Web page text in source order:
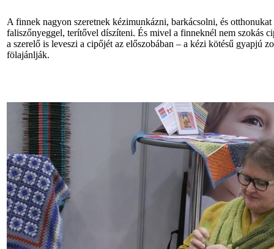
A finnek nagyon szeretnek kézimunkázni, barkácsolni, és otthonukat
faliszőnyeggel, terítővel díszíteni. És mivel a finneknél nem szokás
a szerelő is leveszi a cipőjét az előszobában – a kézi kötésű gyapjú
fölajánlják.